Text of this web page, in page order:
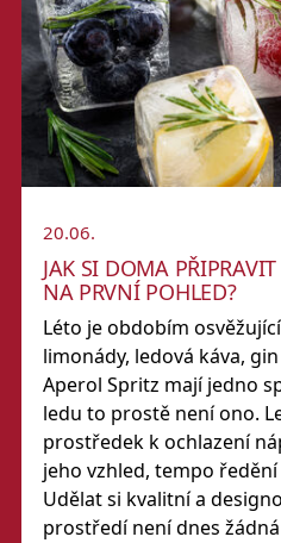
20.06.
JAK SI DOMA
NA PRVNÍ POHLED?
Léto je obdobím
limonády, ledová káva,
Aperol Spritz mají jedno
ledu to prostě není ono.
prostředek k ochlazení
jeho vzhled, tempo
Udělat si kvalitní a
prostředí není dnes